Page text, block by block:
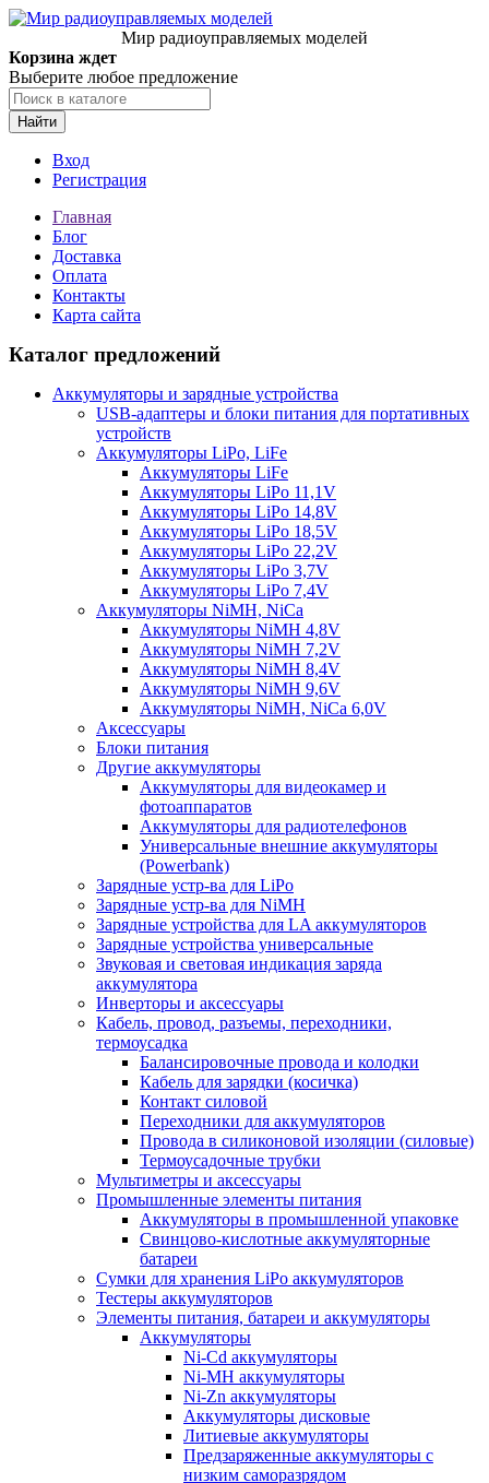
Мир радиоуправляемых моделей
Корзина ждет
Выберите любое предложение
Найти
Вход
Регистрация
Главная
Блог
Доставка
Оплата
Контакты
Карта сайта
Каталог предложений
Аккумуляторы и зарядные устройства
USB-адаптеры и блоки питания для портативных
устройств
Аккумуляторы LiPo, LiFe
Аккумуляторы LiFe
Аккумуляторы LiPo 11,1V
Аккумуляторы LiPo 14,8V
Аккумуляторы LiPo 18,5V
Аккумуляторы LiPo 22,2V
Аккумуляторы LiPo 3,7V
Аккумуляторы LiPo 7,4V
Аккумуляторы NiMH, NiCa
Аккумуляторы NiMH 4,8V
Аккумуляторы NiMH 7,2V
Аккумуляторы NiMH 8,4V
Аккумуляторы NiMH 9,6V
Аккумуляторы NiMH, NiCa 6,0V
Аксессуары
Блоки питания
Другие аккумуляторы
Аккумуляторы для видеокамер и
фотоаппаратов
Аккумуляторы для радиотелефонов
Универсальные внешние аккумуляторы
(Powerbank)
Зарядные устр-ва для LiPo
Зарядные устр-ва для NiMH
Зарядные устройства для LA аккумуляторов
Зарядные устройства универсальные
Звуковая и световая индикация заряда
аккумулятора
Инверторы и аксессуары
Кабель, провод, разъемы, переходники,
термоусадка
Балансировочные провода и колодки
Кабель для зарядки (косичка)
Контакт силовой
Переходники для аккумуляторов
Провода в силиконовой изоляции (силовые)
Термоусадочные трубки
Мультиметры и аксессуары
Промышленные элементы питания
Аккумуляторы в промышленной упаковке
Свинцово-кислотные аккумуляторные
батареи
Сумки для хранения LiPo аккумуляторов
Тестеры аккумуляторов
Элементы питания, батареи и аккумуляторы
Аккумуляторы
Ni-Cd аккумуляторы
Ni-MH аккумуляторы
Ni-Zn аккумуляторы
Аккумуляторы дисковые
Литиевые аккумуляторы
Предзаряженные аккумуляторы с
низким саморазрядом